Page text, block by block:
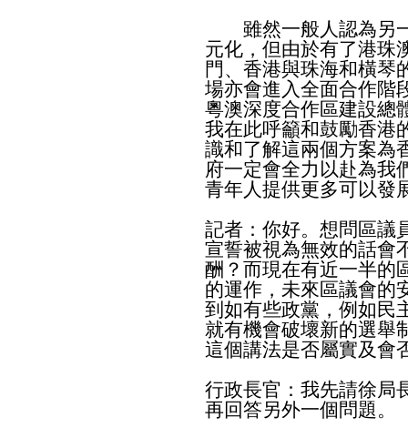
雖然一般人認為另一
元化，但由於有了港珠
門、香港與珠海和橫琴
場亦會進入全面合作階
粵澳深度合作區建設總
我在此呼籲和鼓勵香港
識和了解這兩個方案為
府一定會全力以赴為我
青年人提供更多可以發
記者：你好。想問區議
宣誓被視為無效的話會
酬？而現在有近一半的
的運作，未來區議會的
到如有些政黨，例如民
就有機會破壞新的選舉
這個講法是否屬實及會
行政長官：我先請徐局
再回答另外一個問題。